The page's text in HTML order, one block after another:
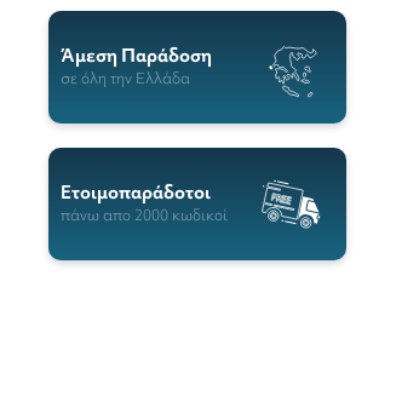
Άμεση Παράδοση
σε όλη την Ελλάδα
Ετοιμοπαράδοτοι
πάνω απο 2000 κωδικοί